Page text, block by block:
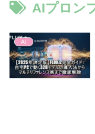
AIプロン
AI